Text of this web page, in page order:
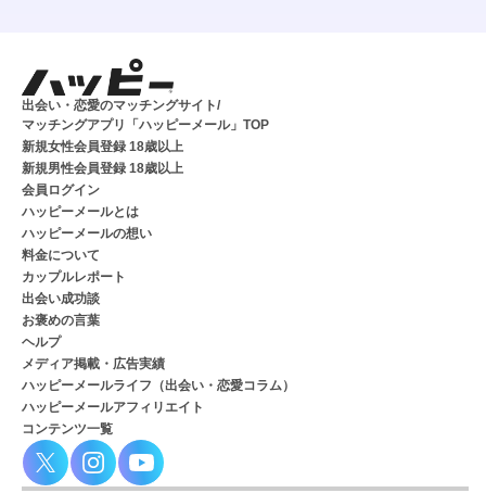
出会い・恋愛のマッチングサイト/
マッチングアプリ「ハッピーメール」TOP
新規女性会員登録 18歳以上
新規男性会員登録 18歳以上
会員ログイン
ハッピーメールとは
ハッピーメールの想い
料金について
カップルレポート
出会い成功談
お褒めの言葉
ヘルプ
メディア掲載・広告実績
ハッピーメールライフ（出会い・恋愛コラム）
ハッピーメールアフィリエイト
コンテンツ一覧